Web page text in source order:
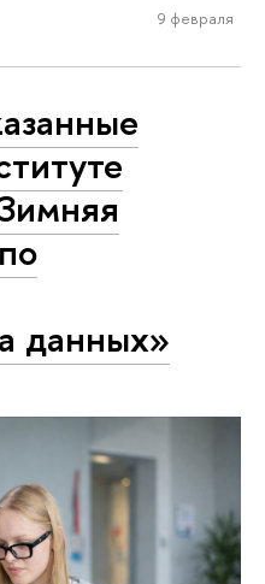
9 февраля
данных»